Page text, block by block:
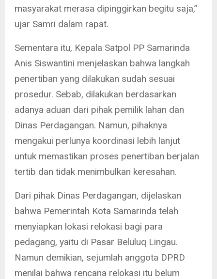
masyarakat merasa dipinggirkan begitu saja,”
ujar Samri dalam rapat.
Sementara itu, Kepala Satpol PP Samarinda
Anis Siswantini menjelaskan bahwa langkah
penertiban yang dilakukan sudah sesuai
prosedur. Sebab, dilakukan berdasarkan
adanya aduan dari pihak pemilik lahan dan
Dinas Perdagangan. Namun, pihaknya
mengakui perlunya koordinasi lebih lanjut
untuk memastikan proses penertiban berjalan
tertib dan tidak menimbulkan keresahan.
Dari pihak Dinas Perdagangan, dijelaskan
bahwa Pemerintah Kota Samarinda telah
menyiapkan lokasi relokasi bagi para
pedagang, yaitu di Pasar Beluluq Lingau.
Namun demikian, sejumlah anggota DPRD
menilai bahwa rencana relokasi itu belum